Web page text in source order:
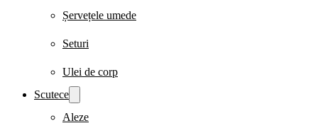
Șervețele umede
Seturi
Ulei de corp
Scutece
Aleze